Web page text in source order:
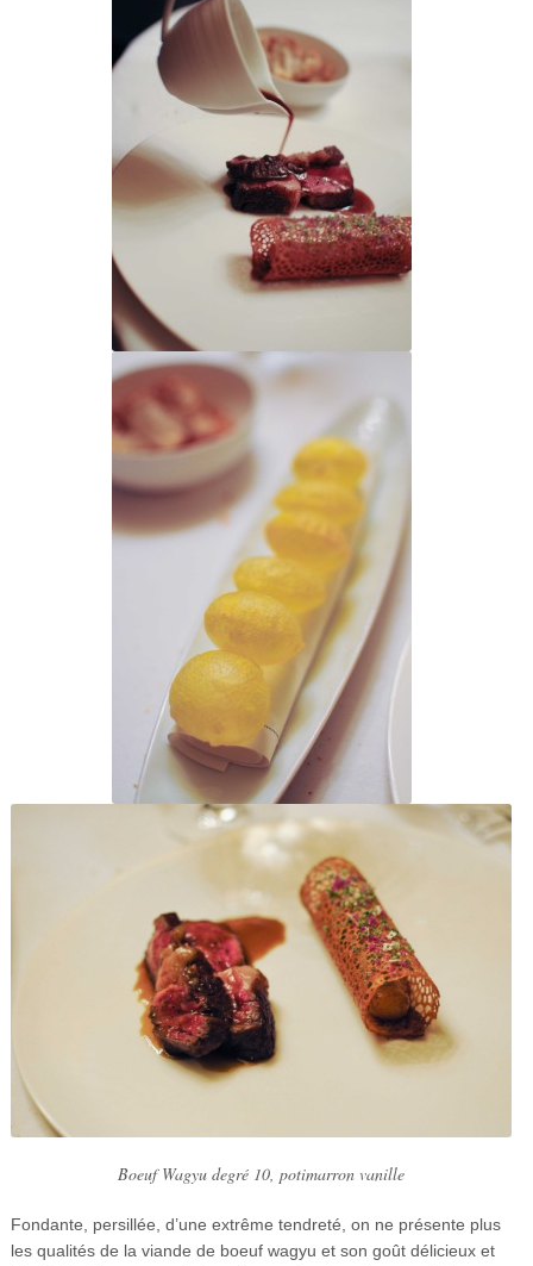
Boeuf Wagyu degré 10, potimarron vanille
Fondante, persillée, d’une extrême tendreté, on ne présente plus
les qualités de la viande de boeuf wagyu et son goût délicieux et